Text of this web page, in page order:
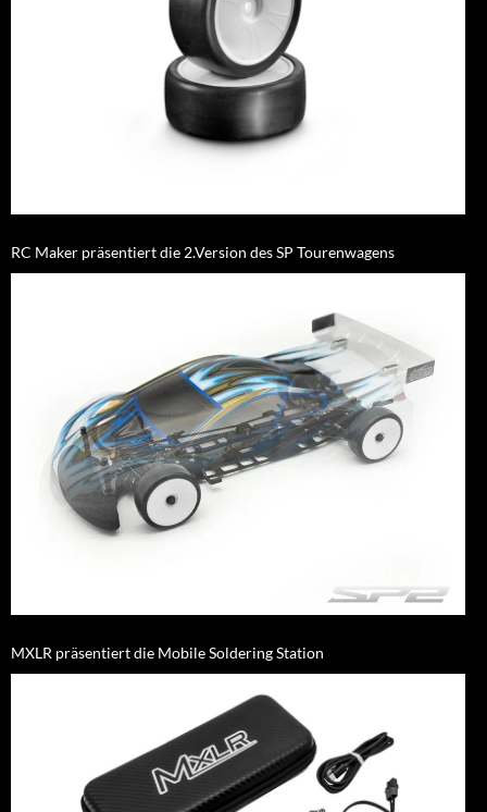
RC Maker präsentiert die 2.Version des SP Tourenwagens
MXLR präsentiert die Mobile Soldering Station